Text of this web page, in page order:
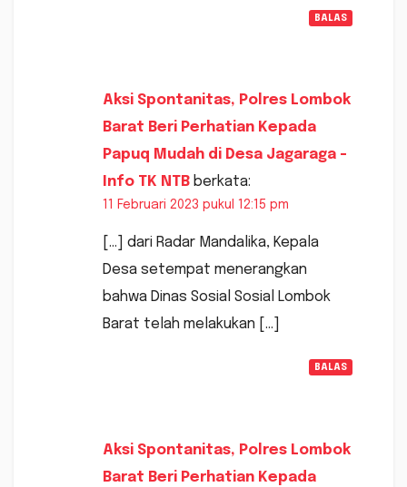
BALAS
Aksi Spontanitas, Polres Lombok
Barat Beri Perhatian Kepada
Papuq Mudah di Desa Jagaraga -
Info TK NTB berkata:
11 Februari 2023 pukul 12:15 pm
[…] dari Radar Mandalika, Kepala
Desa setempat menerangkan
bahwa Dinas Sosial Sosial Lombok
Barat telah melakukan […]
BALAS
Aksi Spontanitas, Polres Lombok
Barat Beri Perhatian Kepada